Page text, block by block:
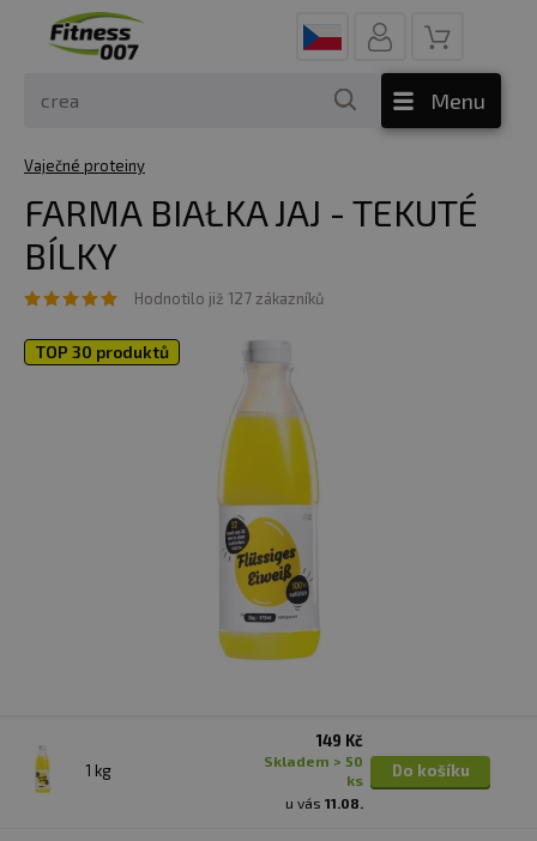
Menu
Vaječné proteiny
FARMA BIAŁKA JAJ - TEKUTÉ
BÍLKY
Hodnotilo již 127 zákazníků
TOP 30 produktů
1 kg
149 Kč
skladem > 50
ks
u vás 11.08.
Do košíku